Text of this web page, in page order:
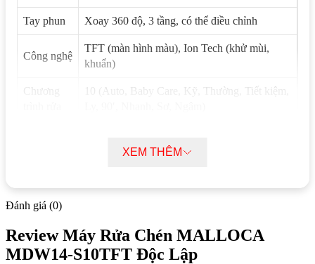
Tay phun Xoay 360 độ, 3 tầng, có thể điều chỉnh
Công nghệ
TFT (màn hình màu), Ion Tech (khử mùi,
khuẩn)
Chương
10 (Auto, Baby Care, Kỹ, Thường, Tiết kiệm,
Hẹn giờ
Chất liệu
thân máy
Inox sáng bóng
XEM THÊM
Đánh giá (0)
Review Máy Rửa Chén MALLOCA
MDW14-S10TFT Độc Lập